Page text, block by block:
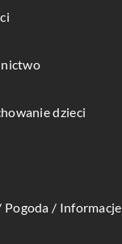
dzieci
Pogoda / Informacje